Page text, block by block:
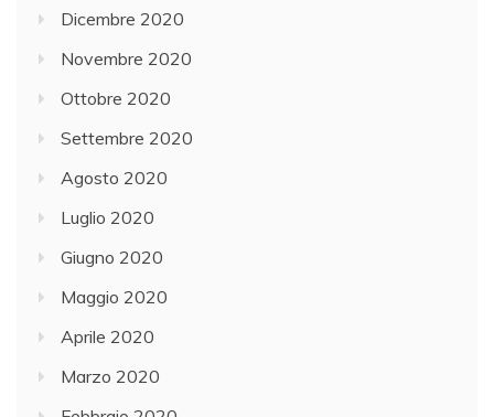
Dicembre 2020
Novembre 2020
Ottobre 2020
Settembre 2020
Agosto 2020
Luglio 2020
Giugno 2020
Maggio 2020
Aprile 2020
Marzo 2020